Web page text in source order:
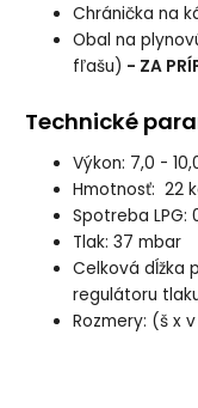
Chránička na
Obal na
fľašu) - ZA
Technické
Výkon: 7,0 -
Hmotnosť: 22
Spotreba
Tlak: 37 mbar
Celková dĺžka
regulátoru
Rozmery: (š x